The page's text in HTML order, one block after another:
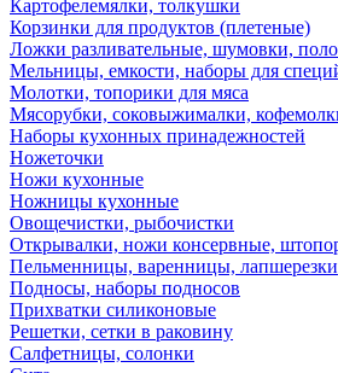
Картофелемялки, толкушки
Корзинки для продуктов (плетеные)
Ложки разливательные, шумовки,
Мельницы, емкости, наборы для
Молотки, топорики для мяса
Мясорубки, соковыжималки,
Наборы кухонных принадежностей
Ножеточки
Ножи кухонные
Ножницы кухонные
Овощечистки, рыбочистки
Открывалки, ножи консервные,
Пельменницы, варенницы, лапшерезки
Подносы, наборы подносов
Прихватки силиконовые
Решетки, сетки в раковину
Салфетницы, солонки